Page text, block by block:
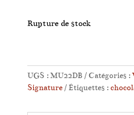
Rupture de stock
UGS :MU22DB Catégories :
Signature
Étiquettes :